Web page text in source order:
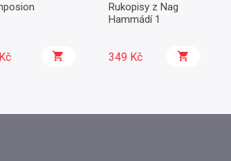
Rukopisy z Nag
Hammádí 1
349 Kč